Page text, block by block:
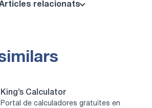
relacionats
King’s Calculator
Portal de calculadores gratuïtes en